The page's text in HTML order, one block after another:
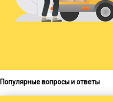
Популярные вопросы и ответы